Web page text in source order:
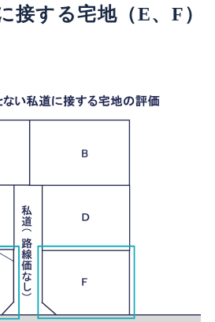
接する宅地（E、F）